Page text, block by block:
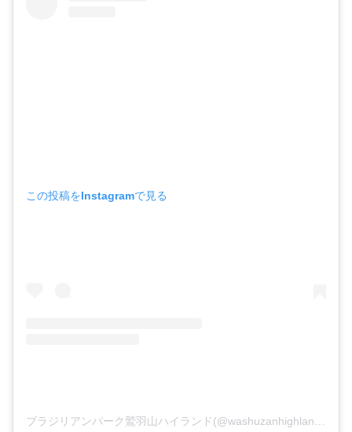
この投稿をInstagramで見る